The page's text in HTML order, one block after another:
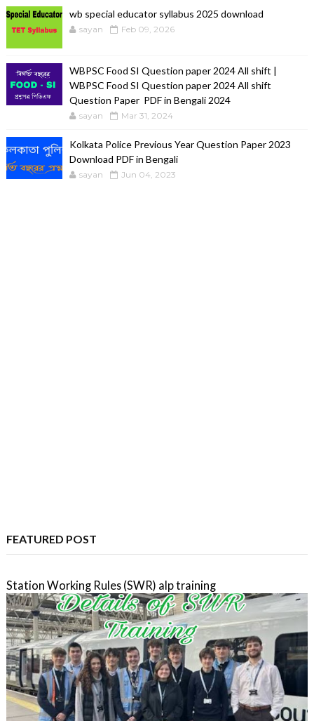
wb special educator syllabus 2025 download
sayan Feb 09, 2026
WBPSC Food SI Question paper 2024 All shift |
WBPSC Food SI Question paper 2024 All shift
Question Paper PDF in Bengali 2024
sayan Mar 31, 2024
Kolkata Police Previous Year Question Paper 2023
Download PDF in Bengali
sayan Jun 04, 2023
FEATURED POST
Station Working Rules (SWR) alp training